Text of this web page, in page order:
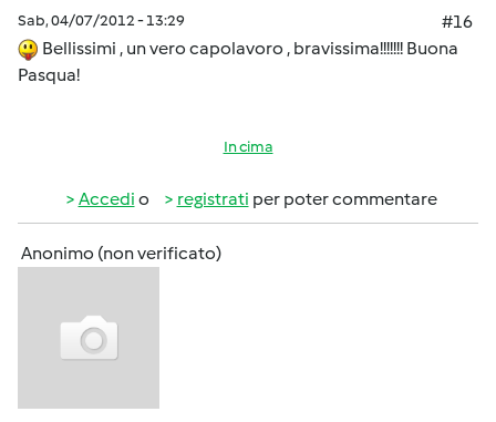
Sab, 04/07/2012 - 13:29
#16
Bellissimi , un vero capolavoro , bravissima!!!!!!! Buona
Pasqua!
In cima
Accedi o registrati per poter commentare
Anonimo (non verificato)